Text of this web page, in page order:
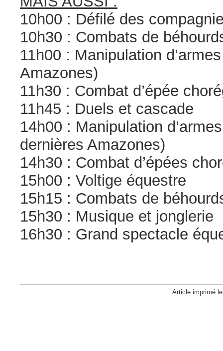
10h00 : Défilé des
10h30 : Combats de
11h00 : Manipulation
Amazones)
11h30 : Combat d’épée
11h45 : Duels et cascade
14h00 : Manipulation
dernières Amazones)
14h30 : Combat d’épées
15h00 : Voltige équestre
15h15 : Combats de
15h30 : Musique et jonglerie
16h30 : Grand spectacle
Article imprimé